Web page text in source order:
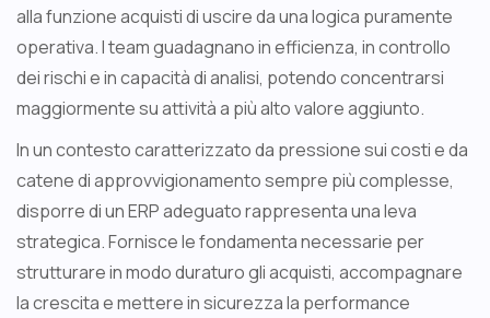
alla funzione acquisti di uscire da una logica puramente
operativa. I team guadagnano in efficienza, in controllo
dei rischi e in capacità di analisi, potendo concentrarsi
maggiormente su attività a più alto valore aggiunto.
In un contesto caratterizzato da pressione sui costi e da
catene di approvvigionamento sempre più complesse,
disporre di un ERP adeguato rappresenta una leva
strategica. Fornisce le fondamenta necessarie per
strutturare in modo duraturo gli acquisti, accompagnare
la crescita e mettere in sicurezza la performance